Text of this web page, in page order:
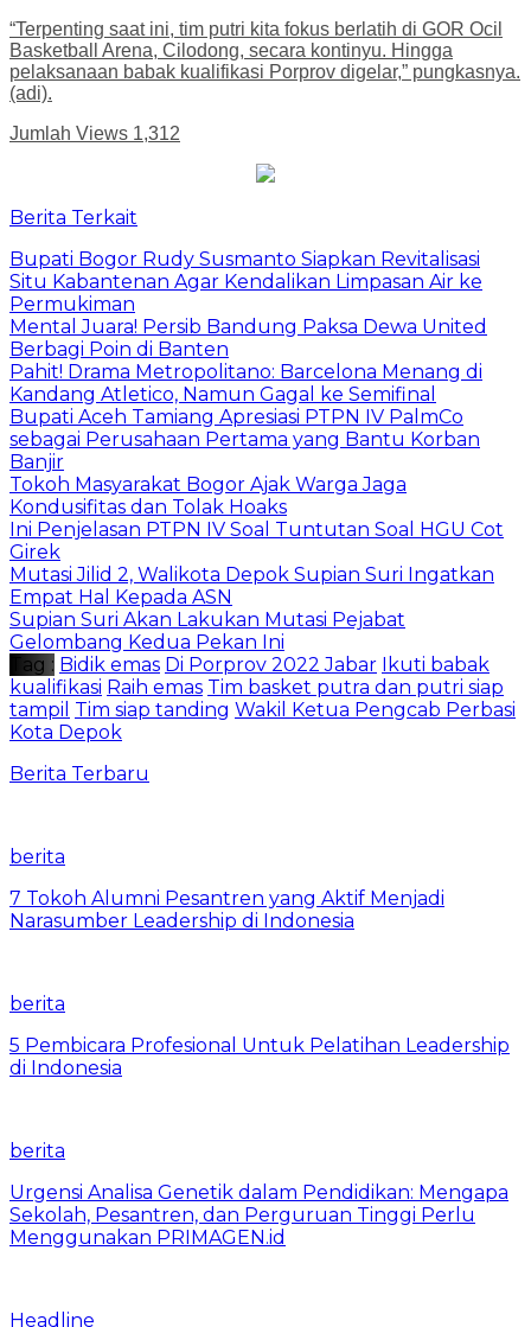
“Terpenting saat ini, tim putri kita fokus berlatih di GOR Ocil
Basketball Arena, Cilodong, secara kontinyu. Hingga
pelaksanaan babak kualifikasi Porprov digelar,” pungkasnya.
(adi).
Jumlah Views 1,312
Berita Terkait
Bupati Bogor Rudy Susmanto Siapkan Revitalisasi
Situ Kabantenan Agar Kendalikan Limpasan Air ke
Permukiman
Mental Juara! Persib Bandung Paksa Dewa United
Berbagi Poin di Banten
Pahit! Drama Metropolitano: Barcelona Menang di
Kandang Atletico, Namun Gagal ke Semifinal
Bupati Aceh Tamiang Apresiasi PTPN IV PalmCo
sebagai Perusahaan Pertama yang Bantu Korban
Banjir
Tokoh Masyarakat Bogor Ajak Warga Jaga
Kondusifitas dan Tolak Hoaks
Ini Penjelasan PTPN IV Soal Tuntutan Soal HGU Cot
Girek
Mutasi Jilid 2, Walikota Depok Supian Suri Ingatkan
Empat Hal Kepada ASN
Supian Suri Akan Lakukan Mutasi Pejabat
Gelombang Kedua Pekan Ini
Tag : Bidik emas Di Porprov 2022 Jabar Ikuti babak
kualifikasi Raih emas Tim basket putra dan putri siap
tampil Tim siap tanding Wakil Ketua Pengcab Perbasi
Kota Depok
Berita Terbaru
berita
7 Tokoh Alumni Pesantren yang Aktif Menjadi
Narasumber Leadership di Indonesia
berita
5 Pembicara Profesional Untuk Pelatihan Leadership
di Indonesia
berita
Urgensi Analisa Genetik dalam Pendidikan: Mengapa
Sekolah, Pesantren, dan Perguruan Tinggi Perlu
Menggunakan PRIMAGEN.id
Headline